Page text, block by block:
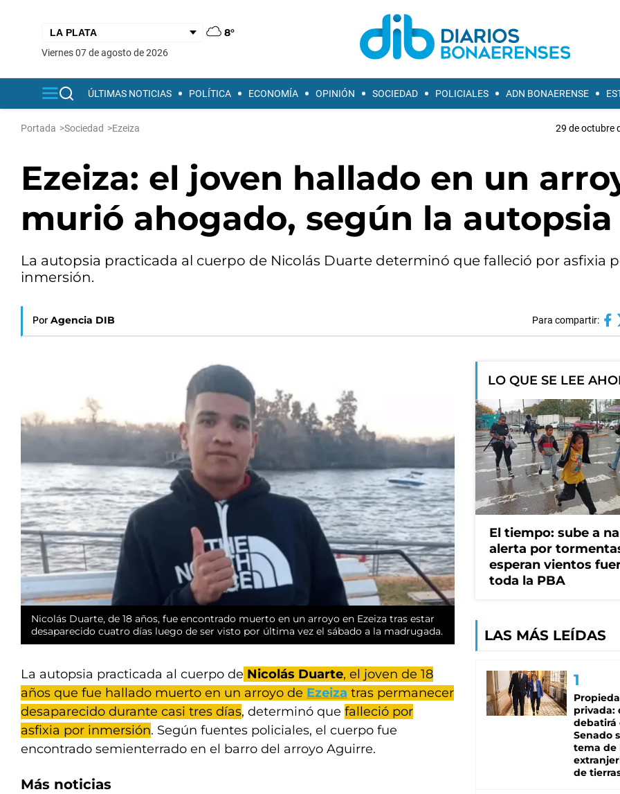
8°
viernes 07 de agosto de 2026
ÚLTIMAS NOTICIAS POLÍTICA ECONOMÍA OPINIÓN SOCIEDAD POLICIALES ADN BONAERENSE
Portada >Sociedad >Ezeiza 29 de octubre
Ezeiza: el joven hallado en un
murió ahogado, según la autopsia
La autopsia practicada al cuerpo de Nicolás Duarte determinó que falleció por asfixia
inmersión.
Por Agencia DIB Para compartir:
Nicolás Duarte, de 18 años, fue encontrado muerto en un arroyo en Ezeiza tras estar
desaparecido cuatro días luego de ser visto por última vez el sábado a la madrugada.
La autopsia practicada al cuerpo de Nicolás Duarte, el joven de 18
años que fue hallado muerto en un arroyo de Ezeiza tras permanecer
desaparecido durante casi tres días, determinó que falleció por
asfixia por inmersión. Según fuentes policiales, el cuerpo fue
encontrado semienterrado en el barro del arroyo Aguirre.
Más noticias
LO QUE SE LEE
El tiempo: sube a
alerta por
esperan vientos
toda la PBA
LAS MÁS LEÍDAS
privada:
debatirá
Senado
tema de
de